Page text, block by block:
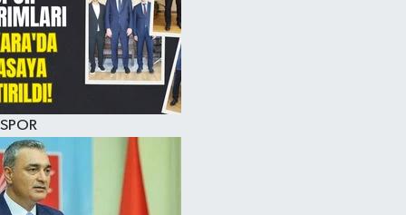
SPOR